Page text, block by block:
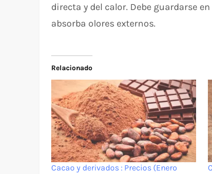
directa y del calor. Debe guardarse
absorba olores externos.
Relacionado
Cacao y derivados : Precios (Enero